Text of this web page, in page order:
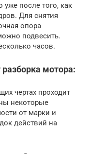
после того, как
Для снятия
опора
подвесить.
часов.
мотора:
чертах проходит
некоторые
от марки и
действий на